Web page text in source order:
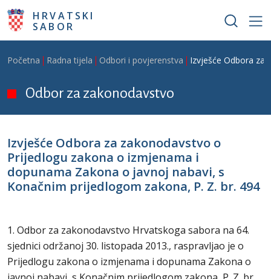
Skoči na glavni sadržaj
HRVATSKI
SABOR
Breadcrumb
Početna Radna tijela Odbori i povjerenstva Izvješće Odbora za
Odbor za zakonodavstvo
Izvješće Odbora za zakonodavstvo o
Prijedlogu zakona o izmjenama i
dopunama Zakona o javnoj nabavi, s
Konačnim prijedlogom zakona, P. Z. br. 494
1. Odbor za zakonodavstvo Hrvatskoga sabora na 64.
sjednici održanoj 30. listopada 2013., raspravljao je o
Prijedlogu zakona o izmjenama i dopunama Zakona o